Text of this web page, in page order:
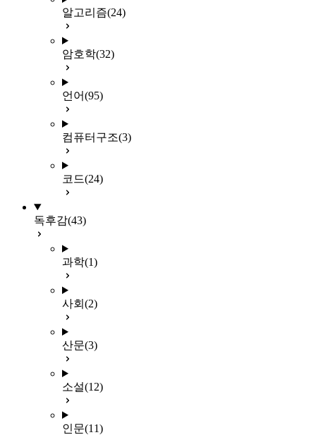
알고리즘(24)
암호학(32)
언어(95)
컴퓨터구조(3)
코드(24)
독후감(43)
과학(1)
사회 (2)
산문(3)
소설(12)
인문(11)